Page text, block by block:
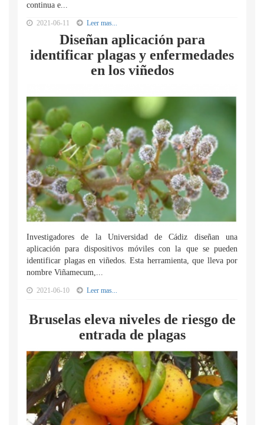
continua e...
2021-06-11 Leer mas...
Diseñan aplicación para
identificar plagas y enfermedades
en los viñedos
Investigadores de la Universidad de Cádiz diseñan una
aplicación para dispositivos móviles con la que se pueden
identificar plagas en viñedos. Esta herramienta, que lleva por
nombre Viñamecum,...
2021-06-10 Leer mas...
Bruselas eleva niveles de riesgo de
entrada de plagas